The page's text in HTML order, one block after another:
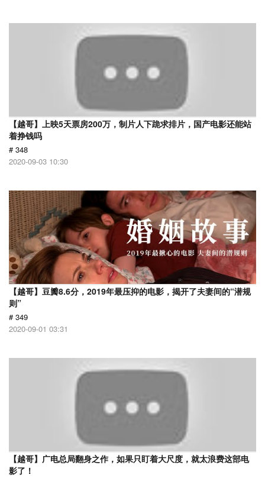
【越哥】上映5天票房200万，制片人下跪求排片，国产电影还能站
着挣钱吗
# 348
2020-09-03 10:30
【越哥】豆瓣8.6分，2019年最压抑的电影，揭开了夫妻间的“潜规
则”
# 349
2020-09-01 03:31
【越哥】广电总局翻身之作，如果只盯着大尺度，就太浪费这部电
影了！